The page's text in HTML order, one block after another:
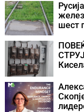
шест